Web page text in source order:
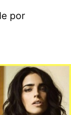
por